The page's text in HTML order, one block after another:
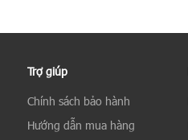
Trợ giúp
Chính sách bảo hành
Hướng dẫn mua hàng